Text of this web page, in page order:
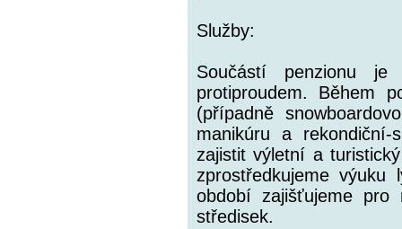
Služby:
Součástí penzionu
protiproudem. Během
(případně
manikúru a
zajistit výletní a
zprostředkujeme
období zajišťujeme pro
středisek.